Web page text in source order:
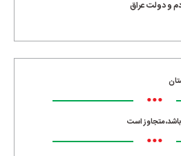
و دولت عراق
•••
متجاوز است
•••